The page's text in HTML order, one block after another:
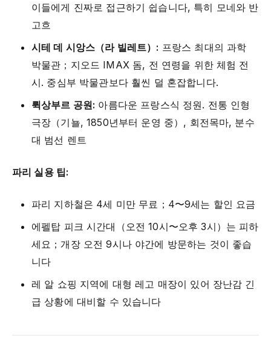
이들에게 진짜로 접근하기 쉽습니다, 특히 모네와 반
고흐
시테 데 시앙스（라 빌레트）: 프랑스 최대의 과학
박물관；지오드 IMAX 돔, 전 연령을 위한 체험 전
시. 중심부 박물관보다 훨씬 덜 혼잡합니다.
뤽상부르 공원: 아름다운 프랑스식 정원. 전통 인형
극장（기뇰, 1850년부터 운영 중）, 회전목마, 분수
대 범선 렌트
파리 실용 팁:
파리 지하철은 4세 미만 무료；4〜9세는 할인 요금
에펠탑 피크 시간대（오전 10시〜오후 3시）는 피하
세요；개장 오전 9시나 야간에 방문하는 것이 좋습
니다
레 알 쇼핑 지역에 대형 레고 매장이 있어 장난감 긴
급 상황에 대비할 수 있습니다